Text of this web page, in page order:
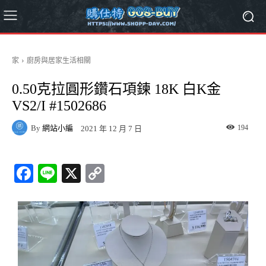
家 廚房與居家生活相關
0.50克拉圓形鑽石項鍊 18K 白K金
VS2/I #1502686
By 網站小編 2021 年 12 月 7 日 194
Fa
bo
ok
Li
X
y
Li
nk